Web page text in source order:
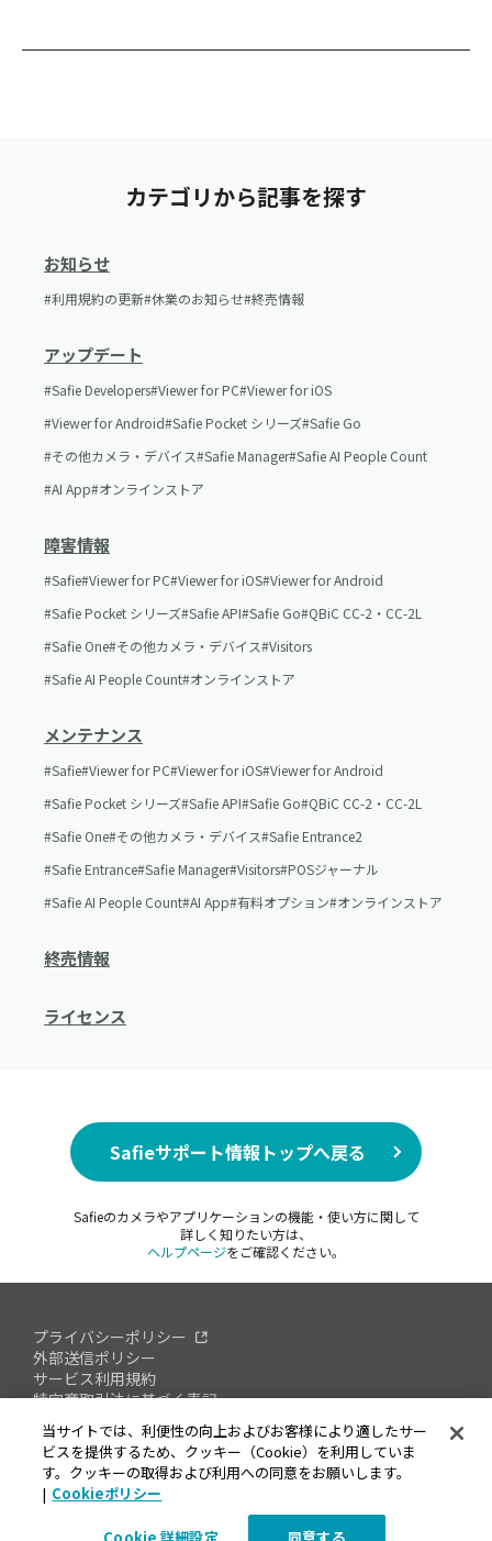
カテゴリから記事を探す
お知らせ
利用規約の更新 休業のお知らせ 終売情報
アップデート
Safie Developers Viewer for PC Viewer for iOS
Viewer for Android Safie Pocket シリーズ Safie Go
その他カメラ・デバイス Safie Manager Safie AI People Count
AI App オンラインストア
障害情報
Safie Viewer for PC Viewer for iOS Viewer for Android
Safie Pocket シリーズ Safie API Safie Go QBiC CC-2・CC-2L
Safie One その他カメラ・デバイス Visitors
Safie AI People Count オンラインストア
メンテナンス
Safie Viewer for PC Viewer for iOS Viewer for Android
Safie Pocket シリーズ Safie API Safie Go QBiC CC-2・CC-2L
Safie One その他カメラ・デバイス Safie Entrance2
Safie Entrance Safie Manager Visitors POSジャーナル
Safie AI People Count AI App 有料オプション オンラインストア
終売情報
ライセンス
Safieサポート情報トップへ戻る
Safieのカメラやアプリケーションの機能・使い方に関して
詳しく知りたい方は、
ヘルプページをご確認ください。
プライバシーポリシー
外部送信ポリシー
サービス利用規約
特定商取引法に基づく表記
情報セキュリティへの取り組み
オープンソースソフトウェアについて
脆弱性対応ポリシー
会社概要
当サイトでは、利便性の向上およびお客様により適したサー
ビスを提供するため、クッキー（Cookie）を利用していま
す。クッキーの取得および利用への同意をお願いします。
| Cookieポリシー